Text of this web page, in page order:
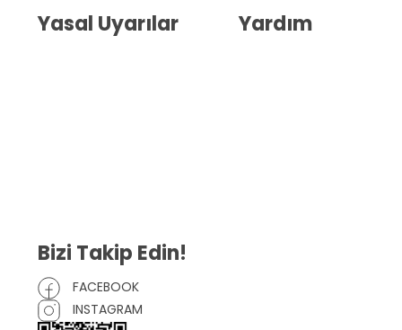
Yasal Uyarılar Yardım
Bizi Takip Edin!
FACEBOOK
INSTAGRAM